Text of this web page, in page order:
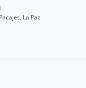
La Paz